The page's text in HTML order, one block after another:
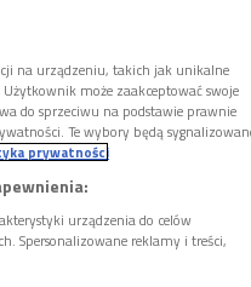
decydują
kończą je
na urządzeniu, takich jak unikalne
może zaakceptować swoje
do sprzeciwu na podstawie prawnie
Te wybory będą
prywatności
urządzenia do celów
Spersonalizowane reklamy i treści,